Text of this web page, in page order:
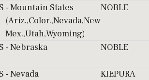
- Mountain States
(Ariz.,Color.,Nevada,New
Mex.,Utah,Wyoming)
NOBLE
- Nebraska NOBLE
- Nevada KIEPURA